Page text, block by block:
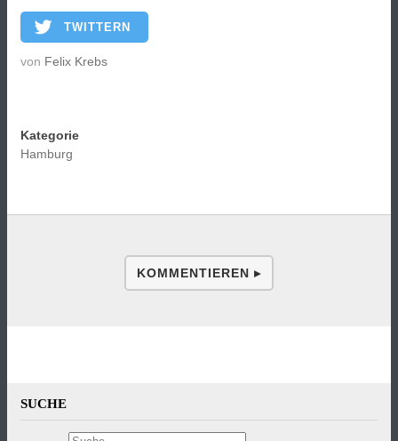
TWITTERN
von Felix Krebs
Kategorie
Hamburg
KOMMENTIEREN ▸
SUCHE